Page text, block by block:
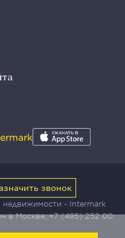
недвижимости - Intermark
в Москве:+7 (495) 252 00
звонок